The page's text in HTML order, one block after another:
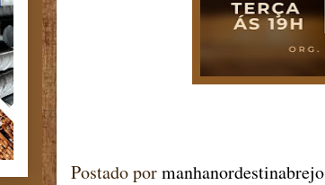
Postado pormanhanordestinabrejo